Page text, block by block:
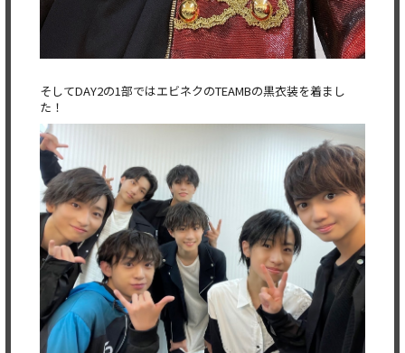
そしてDAY2の1部ではエビネクのTEAMBの黒衣装を着まし
た！